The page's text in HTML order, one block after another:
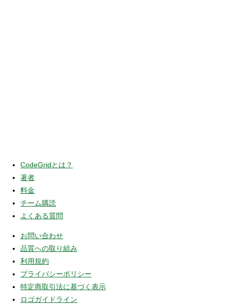
CodeGridとは？
著者
料金
チーム購読
よくある質問
お問い合わせ
品質への取り組み
利用規約
プライバシーポリシー
特定商取引法に基づく表示
ロゴガイドライン